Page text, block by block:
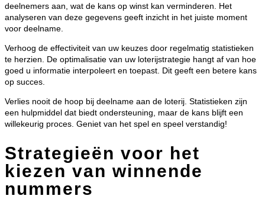
deelnemers aan, wat de kans op winst kan verminderen. Het
analyseren van deze gegevens geeft inzicht in het juiste moment
voor deelname.
Verhoog de effectiviteit van uw keuzes door regelmatig statistieken
te herzien. De optimalisatie van uw loterijstrategie hangt af van hoe
goed u informatie interpoleert en toepast. Dit geeft een betere kans
op succes.
Verlies nooit de hoop bij deelname aan de loterij. Statistieken zijn
een hulpmiddel dat biedt ondersteuning, maar de kans blijft een
willekeurig proces. Geniet van het spel en speel verstandig!
Strategieën voor het
kiezen van winnende
nummers